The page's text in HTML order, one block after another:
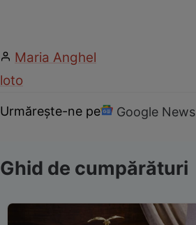
Maria Anghel
loto
Urmărește-ne pe Google News
Ghid de cumpărături